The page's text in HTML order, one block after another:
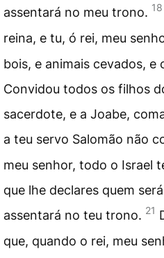
assentará no meu trono. 18
reina, e tu, ó rei, meu
bois, e animais cevados, e
Convidou todos os filhos
sacerdote, e a Joabe,
a teu servo Salomão não
meu senhor, todo o Israel
que lhe declares quem
assentará no teu trono. 21
que, quando o rei, meu